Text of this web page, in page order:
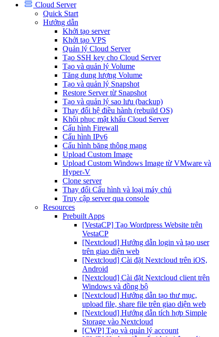
Cloud Server
Quick Start
Hướng dẫn
Khởi tạo server
Khởi tạo VPS
Quản lý Cloud Server
Tạo SSH key cho Cloud Server
Tạo và quản lý Volume
Tăng dung lượng Volume
Tạo và quản lý Snapshot
Restore Server từ Snapshot
Tạo và quản lý sao lưu (backup)
Thay đổi hệ điều hành (rebuild OS)
Khôi phục mật khẩu Cloud Server
Cấu hình Firewall
Cấu hình IPv6
Cấu hình băng thông mạng
Upload Custom Image
Upload Custom Windows Image từ VMware và
Hyper-V
Clone server
Thay đổi Cấu hình và loại máy chủ
Truy cập server qua console
Resources
Prebuilt Apps
[VestaCP] Tạo Wordpress Website trên
VestaCP
[Nextcloud] Hướng dẫn login và tạo user
trên giao diện web
[Nextcloud] Cài đặt Nextcloud trên iOS,
Android
[Nextcloud] Cài đặt Nextcloud client trên
Windows và đồng bộ
[Nextcloud] Hướng dẫn tạo thư mục,
upload file, share file trên giao diện web
[Nextcloud] Hướng dẫn tích hợp Simple
Storage vào Nextcloud
[CWP] Tạo và quản lý account